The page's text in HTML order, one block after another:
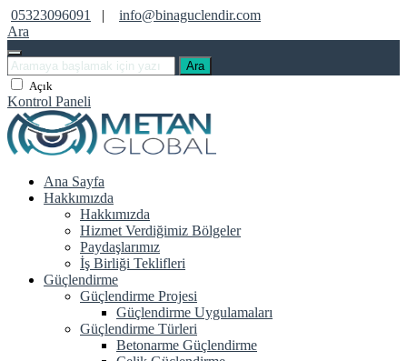
05323096091 |
info@binaguclendir.com
Ara
Ara
Açık
Kontrol Paneli
Ana Sayfa
Hakkımızda
Hakkımızda
Hizmet Verdiğimiz Bölgeler
Paydaşlarımız
İş Birliği Teklifleri
Güçlendirme
Güçlendirme Projesi
Güçlendirme Uygulamaları
Güçlendirme Türleri
Betonarme Güçlendirme